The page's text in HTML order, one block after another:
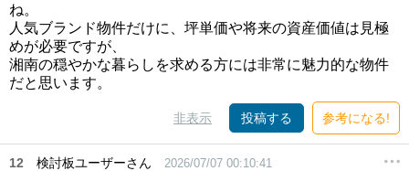
ね。
人気ブランド物件だけに、坪単価や将来の資産価値は見極
めが必要ですが、
湘南の穏やかな暮らしを求める方には非常に魅力的な物件
だと思います。
非表示 投稿する 参考になる!
12 検討板ユーザーさん 2026/07/07 00:10:41